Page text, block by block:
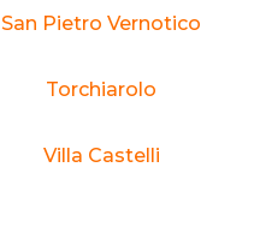
San Pietro Vernotico
Torchiarolo
Villa Castelli